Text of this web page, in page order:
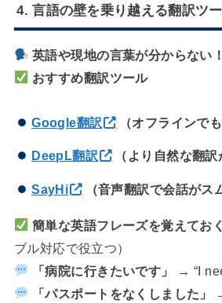
4. 言語の壁を乗り越える翻訳ツ
英語や現地の言葉が分からない
おすすめ翻訳ツール
Google翻訳 （オフラインで
DeepL翻訳 （より自然な翻訳
SayHi （音声翻訳で会話がス
簡単な英語フレーズを覚えておく
ブル対応で役立つ）
「病院に行きたいです」
→ “I
「パスポートをなくしました」